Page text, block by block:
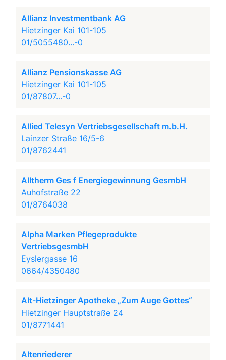
Allianz Investmentbank AG
Hietzinger Kai 101-105
01/5055480...-0
Allianz Pensionskasse AG
Hietzinger Kai 101-105
01/87807...-0
Allied Telesyn Vertriebsgesellschaft m.b.H.
Lainzer Straße 16/5-6
01/8762441
Alltherm Ges f Energiegewinnung GesmbH
Auhofstraße 22
01/8764038
Alpha Marken Pflegeprodukte
VertriebsgesmbH
Eyslergasse 16
0664/4350480
Alt-Hietzinger Apotheke „Zum Auge Gottes“
Hietzinger Hauptstraße 24
01/8771441
Altenriederer